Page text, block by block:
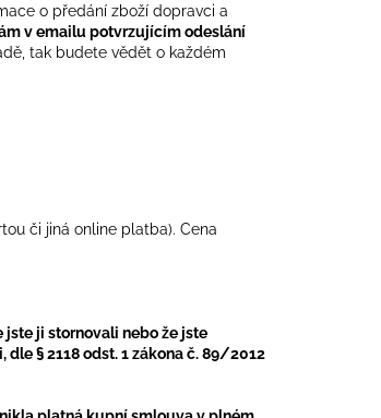
o předání zboží dopravci a
v emailu potvrzujícím odeslání
tak budete vědět o každém
či jiná online platba). Cena
jste ji stornovali nebo že jste
§ 2118 odst. 1 zákona č. 89/2012